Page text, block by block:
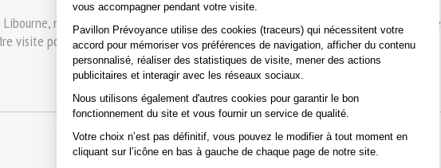
vous accompagner pendant votre visite.
Pavillon Prévoyance utilise des cookies (traceurs) qui nécessitent votre
accord pour mémoriser vos préférences de navigation, afficher du contenu
personnalisé, réaliser des statistiques de visite, mener des actions
publicitaires et interagir avec les réseaux sociaux.
Nous utilisons également d'autres cookies pour garantir le bon
fonctionnement du site et vous fournir un service de qualité.
Votre choix n’est pas définitif, vous pouvez le modifier à tout moment en
cliquant sur l’icône en bas à gauche de chaque page de notre site.
Axeptio consent
notre agence est facilement accessible depuis les communes voisines comme
visite pour discuter de vos besoins.